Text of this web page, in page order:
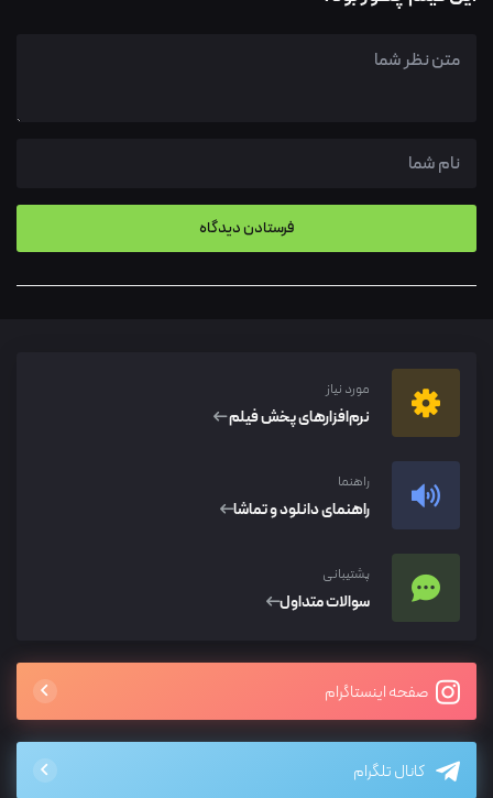
مورد نیاز
نرم‌افزار‌های پخش فیلم
راهنما
راهنمای دانلود و تماشا
پشتیبانی
سوالات متداول
صفحه اینستاگرام
کانال تلگرام